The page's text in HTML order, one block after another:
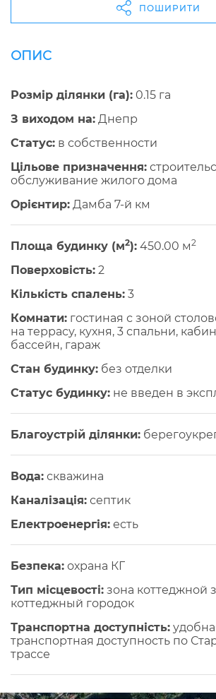
ПОШИРИТИ
ОПИС
Розмір ділянки (га): 0.15 га
З виходом на: Днепр
Cтатус: в собственности
Цільове призначення:
обслуживание жилого дома
Орієнтир: Дамба 7-й км
Площа будинку (м2): 450.00 м2
Поверховість: 2
Кількість спалень: 3
Комнати: гостиная с зоной
на террасу, кухня, 3 спальни,
бассейн, гараж
Стан будинку: без отделки
Статус будинку: не введен в
Благоустрій ділянки:
Вода: скважина
Каналізація: септик
Електроенергія: есть
Безпека: охрана КГ
Тип місцевості: зона коттеджной
коттеджный городок
Транспортна доступність:
транспортная доступность по
трассе